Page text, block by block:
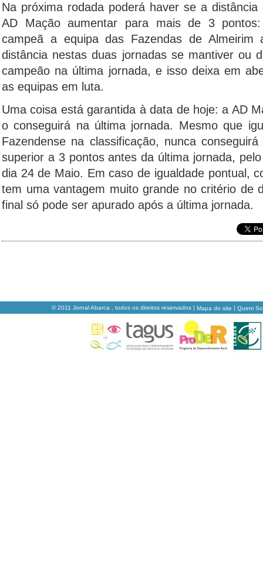
Na próxima rodada poderá haver se a
AD Mação aumentar para mais de 3
campeã a equipa das Fazendas de
distância nestas duas jornadas se mantiver ou
campeão na última jornada, e isso deixa em
as equipas em luta.
Uma coisa está garantida à data de hoje: a AD
o conseguirá na última jornada. Mesmo que
Fazendense na classificação, nunca
superior a 3 pontos antes da última jornada,
dia 24 de Maio. Em caso de igualdade pontual,
tem uma vantagem muito grande no critério de
final só pode ser apurado após a última jornada.
© 2011 Jornal Abarca , todos os direitos reservados | Mapa do site | Quem